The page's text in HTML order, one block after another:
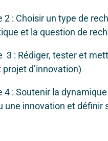
2 : Choisir un type de
et la question de
3 : Rédiger, tester et
d’innovation)
4 : Soutenir la
une innovation et définir